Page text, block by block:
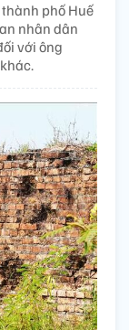
phố Huế
nhân dân
với ông